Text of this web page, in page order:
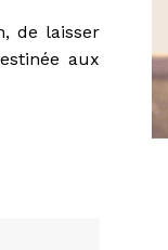
de laisser
aux